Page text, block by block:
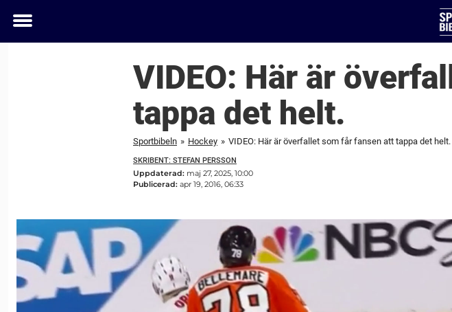
Toggle
VIDEO: Här är
tappa det helt.
Sportbibeln » Hockey » VIDEO: Här är överfallet som får fansen att tappa det helt.
SKRIBENT: STEFAN PERSSON
Uppdaterad: maj 27, 2025, 10:00
Publicerad: apr 19, 2016, 06:33